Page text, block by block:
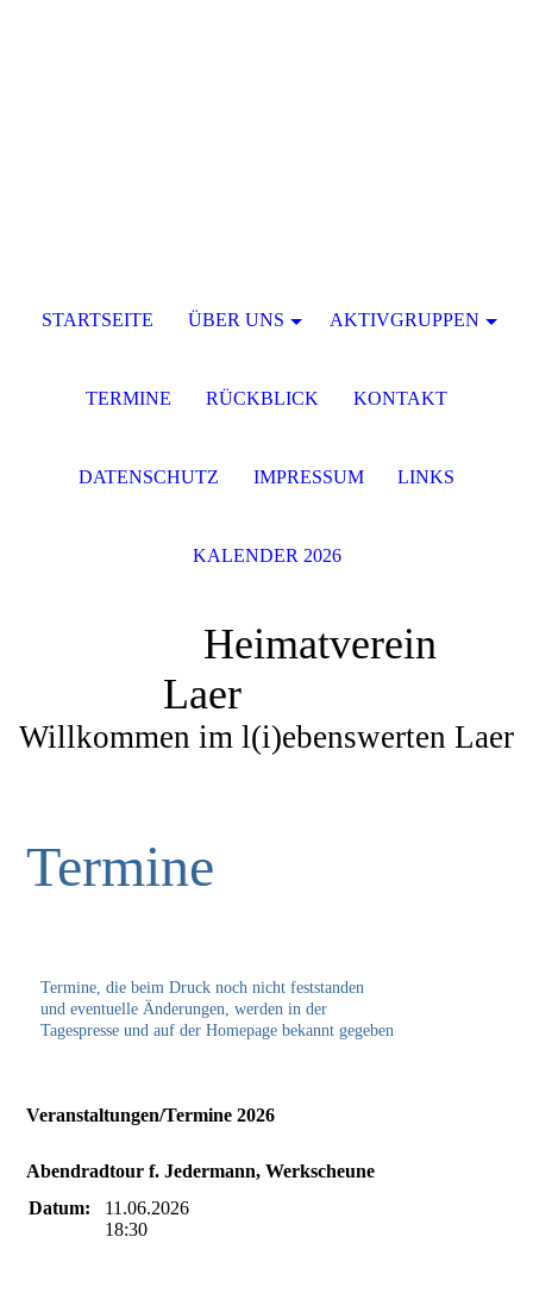
Heimatverein
Laer
Willkommen im l(i)ebenswerten Laer
Termine
Termine, die beim Druck noch nicht feststanden
und eventuelle Änderungen, werden in der
Tagespresse und auf der Homepage bekannt gegeben
Veranstaltungen/Termine 2026
Abendradtour f. Jedermann, Werkscheune
Datum:
11.06.2026
18:30
STARTSEITE ÜBER UNS AKTIVGRUPPEN
TERMINE RÜCKBLICK KONTAKT
DATENSCHUTZ IMPRESSUM LINKS
KALENDER 2026